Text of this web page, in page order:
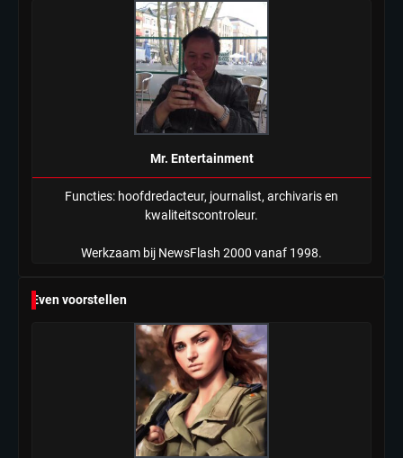
Mr. Entertainment
Functies: hoofdredacteur, journalist, archivaris en
kwaliteitscontroleur.
Werkzaam bij NewsFlash 2000 vanaf 1998.
Even voorstellen